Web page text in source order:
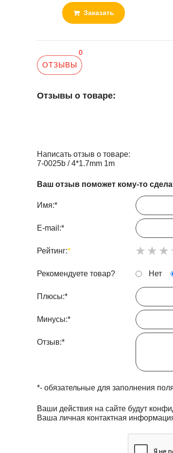
Заказать
ОТЗЫВЫ
0
Отзывы о товаре:
Написать отзыв о товаре:
7-0025b / 4*1.7mm 1m
Ваш отзыв поможет кому-то
Имя:*
E-mail:*
Рейтинг:*
Рекомендуете товар? Нет
Плюсы:*
Минусы:*
Отзыв:*
*- обязательные для заполнения
Ваши действия на сайте будут
Ваша личная контактная